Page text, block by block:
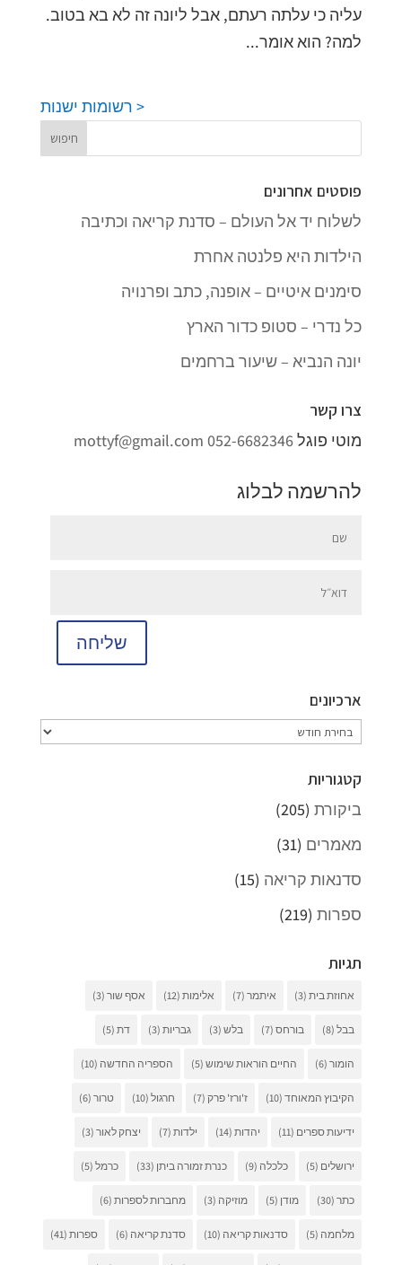
עליה כי עלתה רעתם, אבל ליונה זה לא בא בטוב.
למה? הוא אומר...
< רשומות ישנות
פוסטים אחרונים
לשלוח יד אל העולם – סדנת קריאה וכתיבה
הילדות היא פלנטה אחרת
סימנים איטיים – אופנה, כתב ופרנויה
כל נדרי – סטופ כדור הארץ
יונה הנביא – שיעור ברחמים
צרו קשר
מוטי פוגל052-6682346
mottyf@gmail.com
להרשמה לבלוג
שליחה
ארכיונים
ארכיונים
קטגוריות
ביקורת(205)
מאמרים (31)
סדנאות קריאה (15)
ספרות(219)
תגיות
אחוזת בית(3) איתמר(7) אלימות(12) אסף שור(3)
בבל(8) בורחס(7) בלש(3) גבריות(3) דת(5)
הומור(6) החיים הוראות שימוש(5) הספריה החדשה (10)
הקיבוץ המאוחד(10) ז'ורז' פרק(7) חרגול(10) טרור(6)
ידיעות ספרים (11) יהדות(14) ילדות(7) יצחק לאור(3)
ירושלים (5) כלכלה (9) כנרת זמורה ביתן (33) כרמל(5)
כתר(30) מודן (5) מוזיקה (3) מחברות לספרות(6)
מלחמה (5) סדנאות קריאה (10) סדנת קריאה (6) ספרות(41)